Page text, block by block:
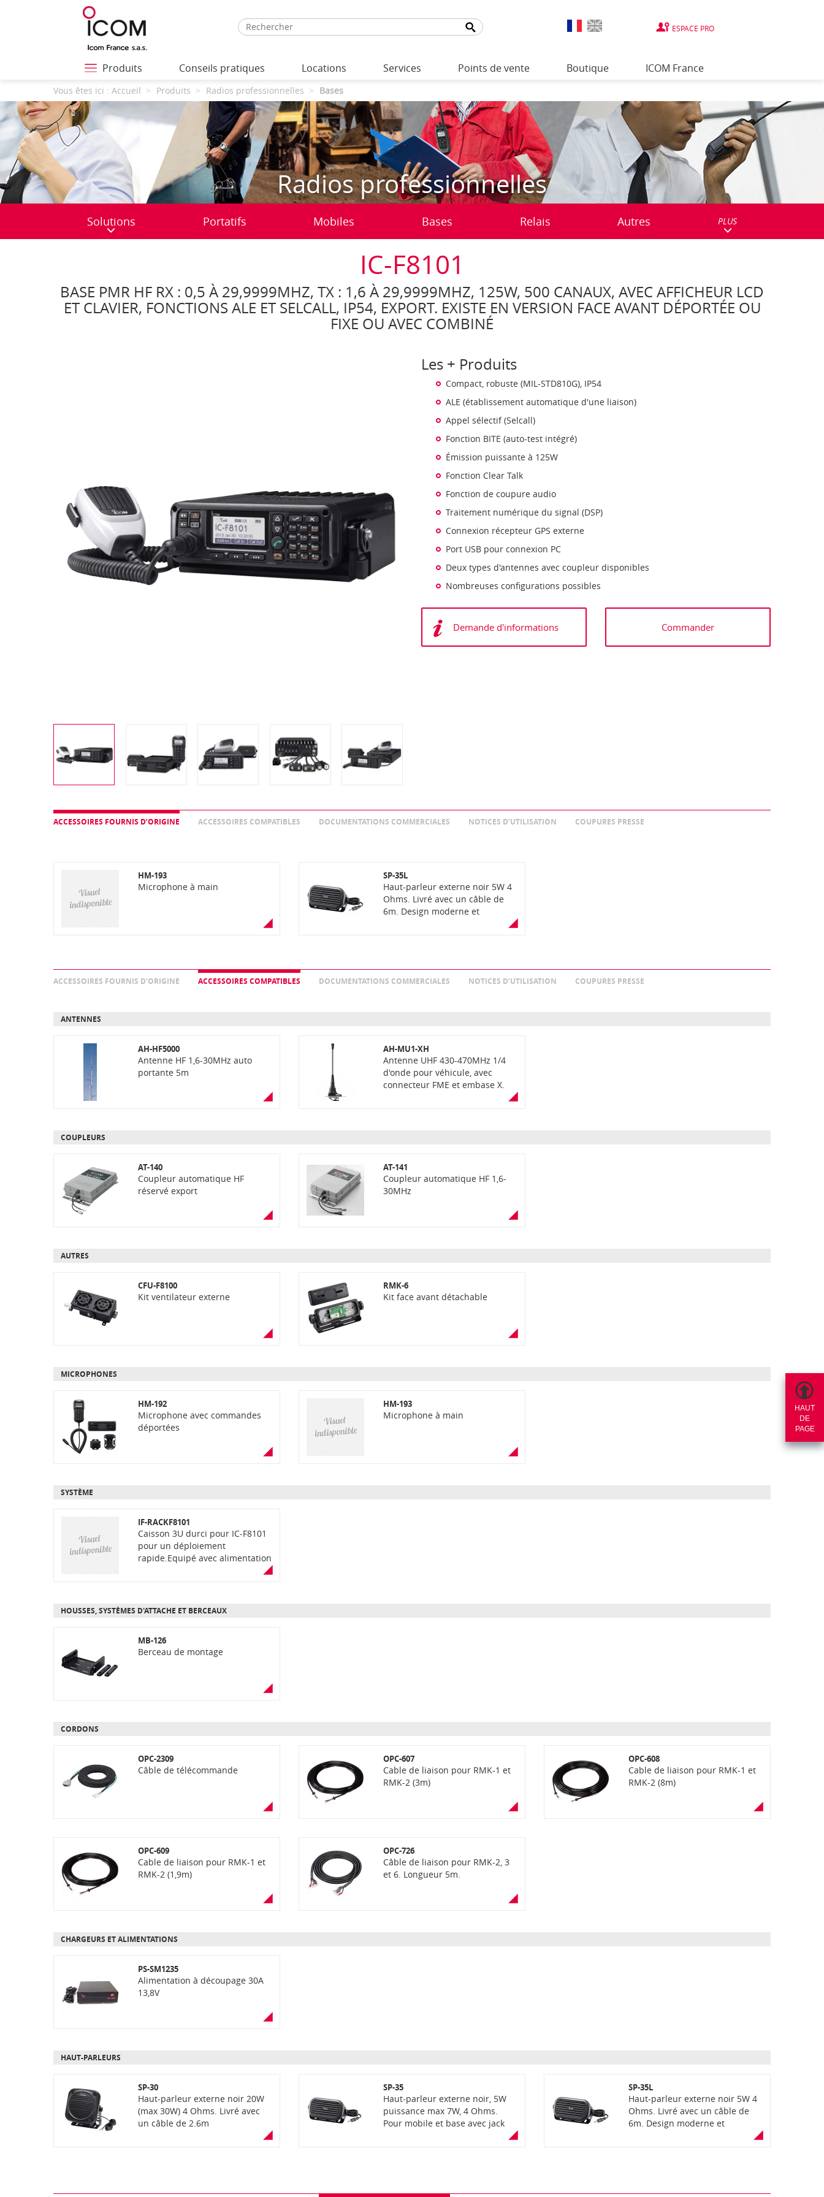
ESPACE PRO
Produits Conseils pratiques Locations Services Points de vente Boutique ICOM France
Vous êtes ici : Accueil Produits Radios professionnelles Bases
Radios professionnelles
Solutions Portatifs Mobiles Bases Relais Autres PLUS
HAUT
DE
PAGE
IC-F8101
BASE PMR HF RX : 0,5 À 29,9999MHZ, TX : 1,6 À 29,9999MHZ, 125W, 500 CANAUX, AVEC AFFICHEUR LCD
ET CLAVIER, FONCTIONS ALE ET SELCALL, IP54, EXPORT. EXISTE EN VERSION FACE AVANT DÉPORTÉE OU
FIXE OU AVEC COMBINÉ
Les + Produits
Compact, robuste (MIL-STD810G), IP54
ALE (établissement automatique d'une liaison)
Appel sélectif (Selcall)
Fonction BITE (auto-test intégré)
Émission puissante à 125W
Fonction Clear Talk
Fonction de coupure audio
Traitement numérique du signal (DSP)
Connexion récepteur GPS externe
Port USB pour connexion PC
Deux types d'antennes avec coupleur disponibles
Nombreuses configurations possibles
Demande d'informations Commander
ACCESSOIRES FOURNIS D’ORIGINE ACCESSOIRES COMPATIBLES DOCUMENTATIONS COMMERCIALES NOTICES D’UTILISATION COUPURES PRESSE
HM-193
Microphone à main
SP-35L
Haut-parleur externe noir 5W 4
Ohms. Livré avec un câble de
6m. Design moderne et
ACCESSOIRES FOURNIS D’ORIGINE ACCESSOIRES COMPATIBLES DOCUMENTATIONS COMMERCIALES NOTICES D’UTILISATION COUPURES PRESSE
ANTENNES
AH-HF5000
Antenne HF 1,6-30MHz auto
portante 5m
AH-MU1-XH
Antenne UHF 430-470MHz 1/4
d'onde pour véhicule, avec
connecteur FME et embase X.
COUPLEURS
AT-140
Coupleur automatique HF
réservé export
AT-141
Coupleur automatique HF 1,6-
30MHz
AUTRES
CFU-F8100
Kit ventilateur externe
RMK-6
Kit face avant détachable
MICROPHONES
HM-192
Microphone avec commandes
déportées
HM-193
Microphone à main
SYSTÈME
IF-RACKF8101
Caisson 3U durci pour IC-F8101
pour un déploiement
rapide.Equipé avec alimentation
220V avec back-up batterie 12V (
capots avant et arrière
HOUSSES, SYSTÈMES D'ATTACHE ET BERCEAUX
MB-126
Berceau de montage
CORDONS
OPC-2309
Câble de télécommande
OPC-607
Cable de liaison pour RMK-1 et
RMK-2 (3m)
OPC-608
Cable de liaison pour RMK-1 et
RMK-2 (8m)
OPC-609
Cable de liaison pour RMK-1 et
RMK-2 (1,9m)
OPC-726
Câble de liaison pour RMK-2, 3
et 6. Longueur 5m.
CHARGEURS ET ALIMENTATIONS
PS-SM1235
Alimentation à découpage 30A
13,8V
HAUT-PARLEURS
SP-30
Haut-parleur externe noir 20W
(max 30W) 4 Ohms. Livré avec
un câble de 2.6m
SP-35
Haut-parleur externe noir, 5W
puissance max 7W, 4 Ohms.
Pour mobile et base avec jack
SP-35L
Haut-parleur externe noir 5W 4
Ohms. Livré avec un câble de
6m. Design moderne et